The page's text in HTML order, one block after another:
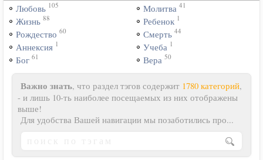
Любовь 105
Жизнь 88
Рождество 60
Аннексия 1
Бог 61
Молитва 41
Ребенок 1
Смерть 44
Учеба 1
Вера 50
Важно знать, что раздел тэгов содержит 1780 категорий,
- и лишь 10-ть наиболее посещаемых из них отображены
выше!
Для удобства Вашей навигации мы позаботились про...